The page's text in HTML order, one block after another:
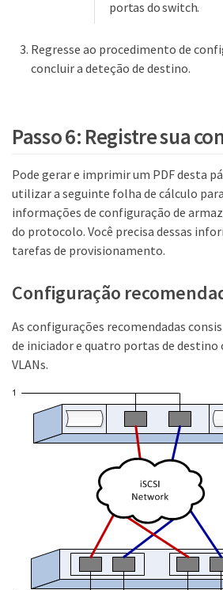
portas do switch.
Regresse ao procedimento de
concluir a deteção de destino.
Passo 6: Registre sua
Pode gerar e imprimir um PDF desta
utilizar a seguinte folha de cálculo
informações de configuração de
do protocolo. Você precisa dessas
tarefas de provisionamento.
Configuração
As configurações recomendadas
de iniciador e quatro portas de destino
VLANs.